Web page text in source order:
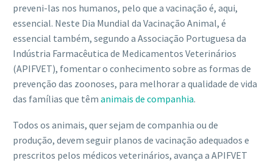
preveni-las nos humanos, pelo que a vacinação é, aqui,
essencial. Neste Dia Mundial da Vacinação Animal, é
essencial também, segundo a Associação Portuguesa da
Indústria Farmacêutica de Medicamentos Veterinários
(APIFVET), fomentar o conhecimento sobre as formas de
prevenção das zoonoses, para melhorar a qualidade de vida
das famílias que têm animais de companhia.
Todos os animais, quer sejam de companhia ou de
produção, devem seguir planos de vacinação adequados e
prescritos pelos médicos veterinários, avança a APIFVET